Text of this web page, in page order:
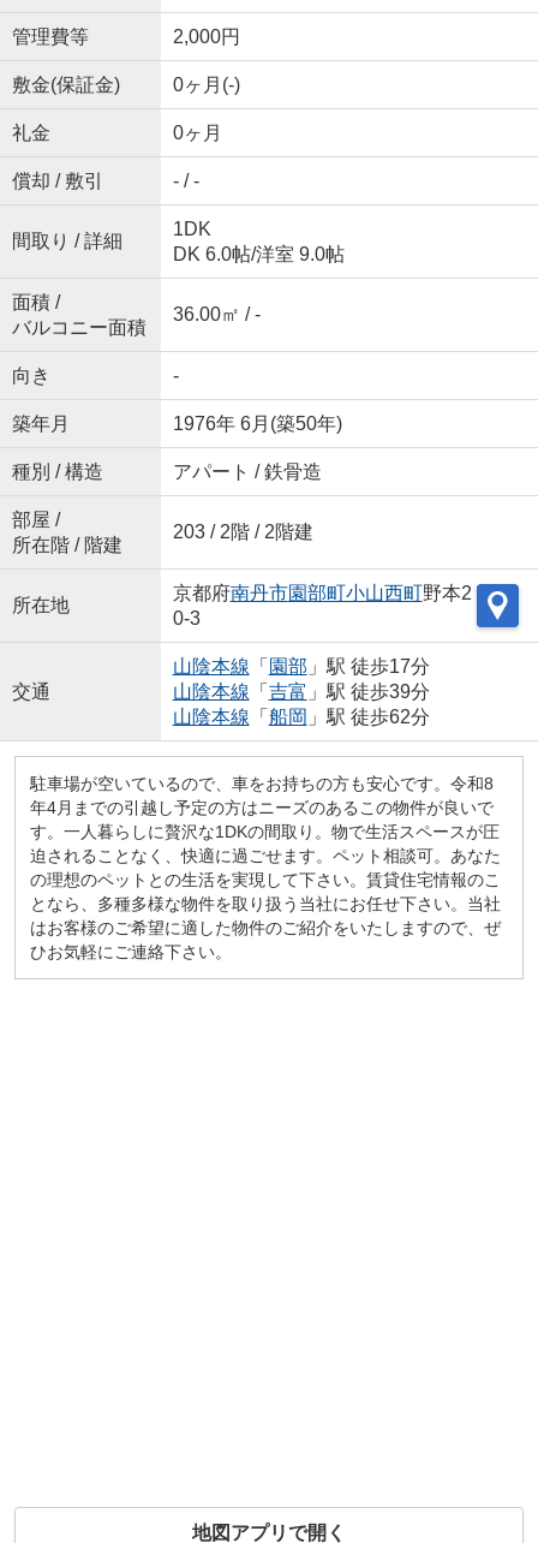
管理費等 2,000円
敷金(保証金) 0ヶ月(-)
礼金 0ヶ月
償却 / 敷引 - / -
間取り / 詳細
1DK
DK 6.0帖/洋室 9.0帖
面積 /
バルコニー面積
36.00㎡ / -
向き -
築年月 1976年 6月(築50年)
種別 / 構造 アパート / 鉄骨造
部屋 /
所在階 / 階建
203 / 2階 / 2階建
所在地
京都府南丹市園部町小山西町野本2
0-3
交通
山陰本線 「 園部 」駅 徒歩17分
山陰本線 「 吉富 」駅 徒歩39分
山陰本線 「 船岡 」駅 徒歩62分
駐車場が空いているので、車をお持ちの方も安心です。令和8
年4月までの引越し予定の方はニーズのあるこの物件が良いで
す。一人暮らしに贅沢な1DKの間取り。物で生活スペースが圧
迫されることなく、快適に過ごせます。ペット相談可。あなた
の理想のペットとの生活を実現して下さい。賃貸住宅情報のこ
となら、多種多様な物件を取り扱う当社にお任せ下さい。当社
はお客様のご希望に適した物件のご紹介をいたしますので、ぜ
ひお気軽にご連絡下さい。
地図アプリで開く